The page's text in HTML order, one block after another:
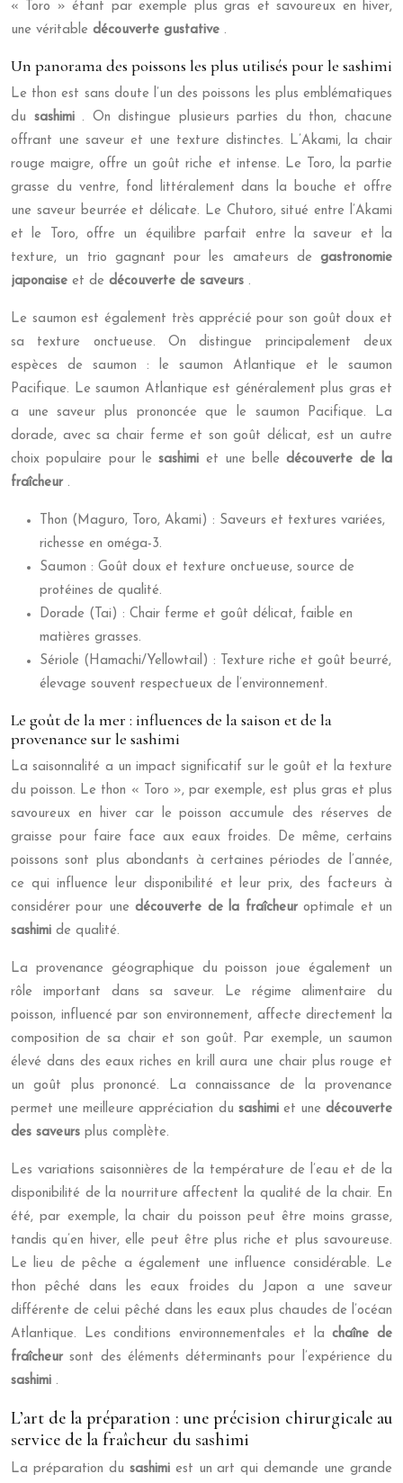
« Toro » étant par exemple plus gras et savoureux en hiver,
une véritable découverte gustative .
Un panorama des poissons les plus utilisés pour le sashimi
Le thon est sans doute l’un des poissons les plus emblématiques
du sashimi . On distingue plusieurs parties du thon, chacune
offrant une saveur et une texture distinctes. L’Akami, la chair
rouge maigre, offre un goût riche et intense. Le Toro, la partie
grasse du ventre, fond littéralement dans la bouche et offre
une saveur beurrée et délicate. Le Chutoro, situé entre l’Akami
et le Toro, offre un équilibre parfait entre la saveur et la
texture, un trio gagnant pour les amateurs de gastronomie
japonaise et de découverte de saveurs .
Le saumon est également très apprécié pour son goût doux et
sa texture onctueuse. On distingue principalement deux
espèces de saumon : le saumon Atlantique et le saumon
Pacifique. Le saumon Atlantique est généralement plus gras et
a une saveur plus prononcée que le saumon Pacifique. La
dorade, avec sa chair ferme et son goût délicat, est un autre
choix populaire pour lesashimi et une belledécouverte de la
fraîcheur .
Thon (Maguro, Toro, Akami) : Saveurs et textures variées,
richesse en oméga-3.
Saumon : Goût doux et texture onctueuse, source de
protéines de qualité.
Dorade (Tai) : Chair ferme et goût délicat, faible en
matières grasses.
Sériole (Hamachi/Yellowtail) : Texture riche et goût beurré,
élevage souvent respectueux de l’environnement.
Le goût de la mer : influences de la saison et de la
provenance sur le sashimi
La saisonnalité a un impact significatif sur le goût et la texture
du poisson. Le thon « Toro », par exemple, est plus gras et plus
savoureux en hiver car le poisson accumule des réserves de
graisse pour faire face aux eaux froides. De même, certains
poissons sont plus abondants à certaines périodes de l’année,
ce qui influence leur disponibilité et leur prix, des facteurs à
considérer pour unedécouverte de la fraîcheuroptimale et un
sashimi de qualité.
La provenance géographique du poisson joue également un
rôle important dans sa saveur. Le régime alimentaire du
poisson, influencé par son environnement, affecte directement la
composition de sa chair et son goût. Par exemple, un saumon
élevé dans des eaux riches en krill aura une chair plus rouge et
un goût plus prononcé. La connaissance de la provenance
permet une meilleure appréciation du sashimi et une découverte
des saveurs plus complète.
Les variations saisonnières de la température de l’eau et de la
disponibilité de la nourriture affectent la qualité de la chair. En
été, par exemple, la chair du poisson peut être moins grasse,
tandis qu’en hiver, elle peut être plus riche et plus savoureuse.
Le lieu de pêche a également une influence considérable. Le
thon pêché dans les eaux froides du Japon a une saveur
différente de celui pêché dans les eaux plus chaudes de l’océan
Atlantique. Les conditions environnementales et lachaîne de
fraîcheursont des éléments déterminants pour l’expérience du
sashimi .
L’art de la préparation : une précision chirurgicale au
service de la fraîcheur du sashimi
La préparation du sashimi est un art qui demande une grande